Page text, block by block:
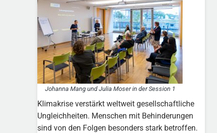
Johanna Mang und Julia Moser in der Session 1
Klimakrise verstärkt weltweit gesellschaftliche
Ungleichheiten. Menschen mit Behinderungen
sind von den Folgen besonders stark betroffen.